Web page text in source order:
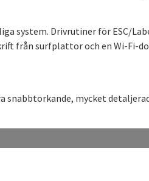
Drivrutiner för ESC/
från surfplattor och en Wi-
snabbtorkande, mycket